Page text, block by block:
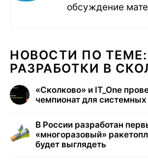
обсуждение
НОВОСТИ ПО ТЕМЕ:
РАЗРАБОТКИ В
«Сколково» и IT_One проведут онлайн-
чемпионат для системных
В России разработан
«многоразовый»
будет выглядеть